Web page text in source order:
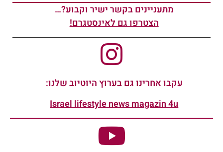
מתעניינים בקשר ישיר וקבוע?…
הצטרפו גם לאינסטגרם!
עקבו אחרינו גם בערוץ היוטיוב שלנו:
Israel lifestyle news magazin 4u